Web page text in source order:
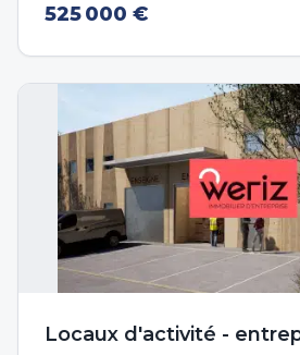
525 000 €
Locaux d'activité -